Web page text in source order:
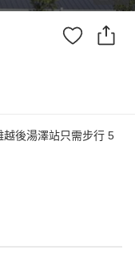
後湯澤站只需步行 5